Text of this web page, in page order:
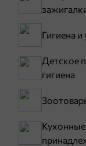
Гигиена и
Детское
гигиена
Кухонные